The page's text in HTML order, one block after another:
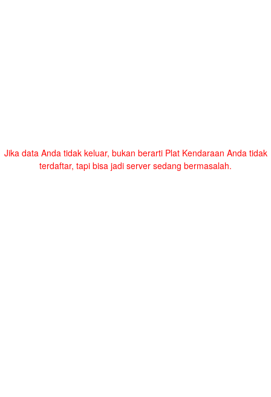
Jika data Anda tidak keluar, bukan berarti Plat Kendaraan Anda tidak
terdaftar, tapi bisa jadi server sedang bermasalah.